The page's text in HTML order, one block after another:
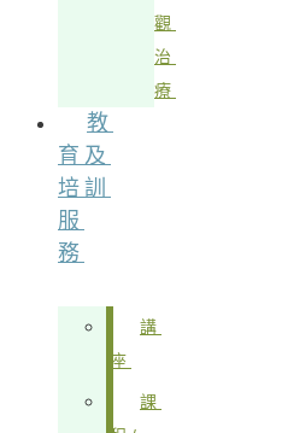
觀
治
療
教
育及
培訓
服
務
講
座
課